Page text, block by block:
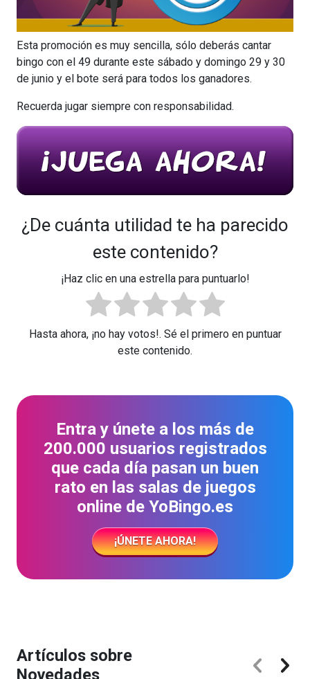
Esta promoción es muy sencilla, sólo deberás cantar
bingo con el 49 durante este sábado y domingo 29 y 30
de junio y el bote será para todos los ganadores.
Recuerda jugar siempre con responsabilidad.
¿De cuánta utilidad te ha parecido
este contenido?
¡Haz clic en una estrella para puntuarlo!
Hasta ahora, ¡no hay votos!. Sé el primero en puntuar
este contenido.
Entra y únete a los más de
200.000 usuarios registrados
que cada día pasan un buen
rato en las salas de juegos
online de YoBingo.es
¡ÚNETE AHORA!
Artículos sobre
Novedades